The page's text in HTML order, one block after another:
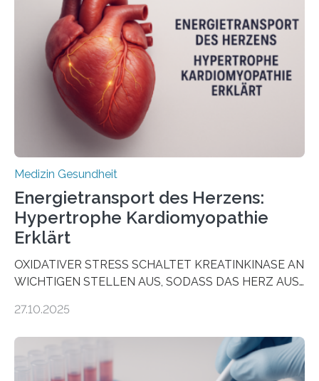
sogenannte Organoide – genutzt werden können, um
vorab zu prüfen, welche Medikamente am besten
wirken. Dabei wurde ein Eiweiß identifiziert, das künftig
als Biomarker für die Wahl der passenden Therapie
dienen könnte. Darmkrebs zählt weltweit zu den
häufigsten Krebsarten und stellt…
Medizin Gesundheit
Energietransport des Herzens:
Hypertrophe Kardiomyopathie
Erklärt
OXIDATIVER STRESS SCHALTET KREATINKINASE AN
WICHTIGEN STELLEN AUS, SODASS DAS HERZ AUS
aus dem Deutschen Zentrum für Herzinsuffizienz
im Journal Circulation, warum der Energietransport bei
der Hypertrophen Kardiomyopathie (HCM) versagen
27.10.2025